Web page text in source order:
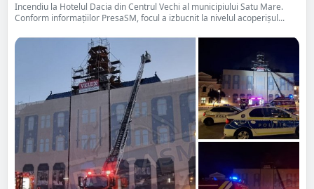
Incendiu la Hotelul Dacia din Centrul Vechi al municipiului Satu Mare.
Conform informațiilor PresaSM, focul a izbucnit la nivelul acoperișul...